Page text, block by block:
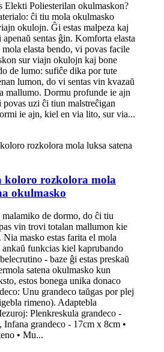
Poliesterilan okulmaskon?
ĉi tiu mola okulmasko
okulojn. Ĝi estas malpeza kaj
sentas ĝin. Komforta elasta
elasta bendo, vi povas facile
sur viajn okulojn kaj bone
de lumo: sufiĉe dika por tute
lumon, do vi sentas vin kvazaŭ
mallumo. Dormu profunde ie ajn
uzi ĉi tiun malstreĉigan
ie ​​ajn, kiel en via lito, sur via...
koloro rozkolora mola
okulmasko
malamiko de dormo, do ĉi tiu
vin trovi totalan mallumon kie
Nia masko estas farita el mola
funkcias kiel kaprubando
- baze ĝi estas preskaŭ
satena okulmasko kun
estos bonega unika donaco
Unu grandeco taŭgas por plej
rimeno). Adaptebla
Plenkreskula grandeco -
Infana grandeco - 17cm x 8cm •
• Mu...